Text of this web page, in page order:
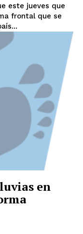
este jueves que
frontal que se
en